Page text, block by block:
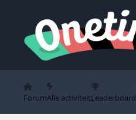
ForumAlle activiteitLeaderboard